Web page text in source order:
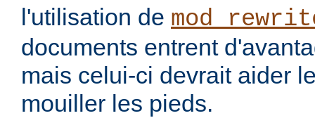
l'utilisation de
documents entrent
mais celui-ci devrait aider
mouiller les pieds.